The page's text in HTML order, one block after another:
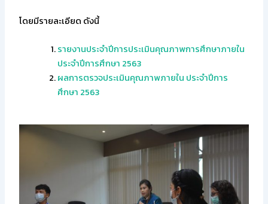
โดยมีรายละเอียด ดังนี้
รายงานประจำปีการประเมินคุณภาพการศึกษาภายใน
ประจำปีการศึกษา 2563
ผลการตรวจประเมินคุณภาพภายใน ประจำปีการ
ศึกษา 2563